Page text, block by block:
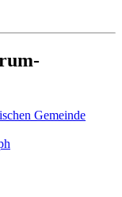
Gemeinde